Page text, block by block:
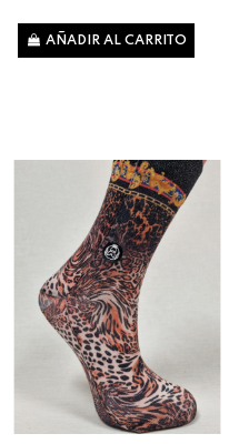
AÑADIR AL CARRITO